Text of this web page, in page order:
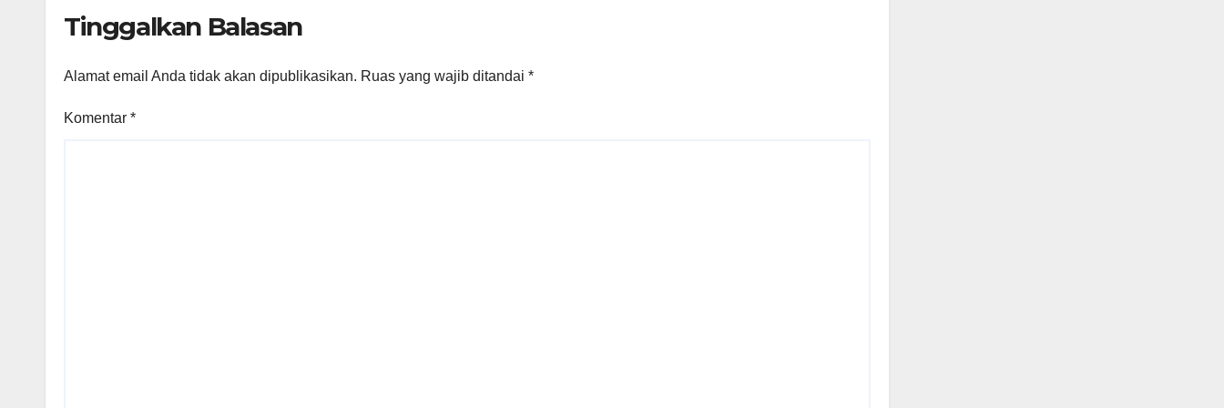
dan Tata Ruang
Tinggalkan Balasan
Alamat email Anda tidak akan dipublikasikan. Ruas yang wajib ditandai *
Komentar *